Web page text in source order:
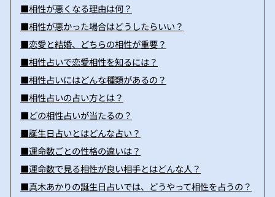
■相性が悪くなる理由は何？
■相性が悪かった場合はどうしたらいい？
■恋愛と結婚、どちらの相性が重要？
■相性占いで恋愛相性を知るには？
■相性占いにはどんな種類があるの？
■相性占いの占い方とは？
■どの相性占いが当たるの？
■誕生日占いとはどんな占い？
■運命数ごとの性格の違いは？
■運命数で見る相性が良い相手とはどんな人？
■真木あかりの誕生日占いでは、どうやって相性を占うの？